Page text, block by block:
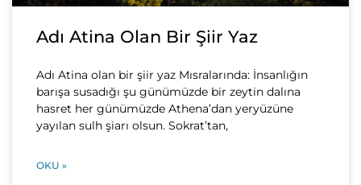
Adı Atina Olan Bir Şiir Yaz
Adı Atina olan bir şiir yaz Mısralarında: İnsanlığın
barışa susadığı şu günümüzde bir zeytin dalına
hasret her günümüzde Athena’dan yeryüzüne
yayılan sulh şiarı olsun. Sokrat’tan,
OKU »